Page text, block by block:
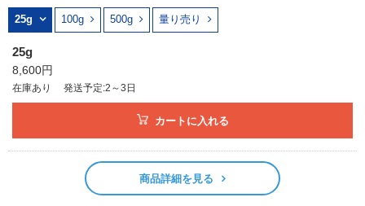
25g 100g 500g 量り売り
25g
8,600円
在庫あり 発送予定:2～3日
カートに入れる
商品詳細を見る